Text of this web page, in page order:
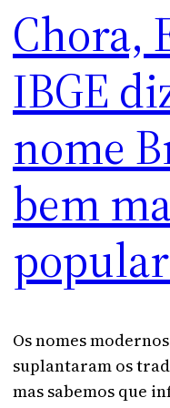
Chora,
IBGE
nome
bem
Os nomes
suplantaram os
mas sabemos que